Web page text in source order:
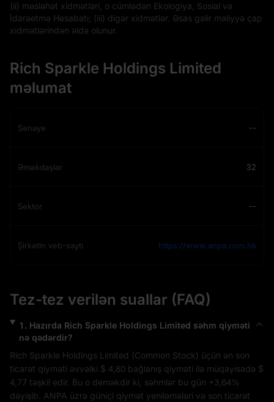
(ii) məsləhət xidmətləri, o cümlədən Ekologiya, Sosial və
İdarəetmə Hesabatı; (iii) digər xidmətlər. Əsas gəlir maliyyə çap
xidmətlərindən əldə olunur.
Rich Sparkle Holdings Limited
məlumat
Sənaye --
Əməkdaşlar 32
Sektor --
Şirkətin veb-saytı https://www.anpa.com.hk
Tez-tez verilən suallar (FAQ)
1 . Hazırda Rich Sparkle Holdings Limited səhm qiyməti
nə qədərdir?
Rich Sparkle Holdings Limited (Common Stock) üçün ən son
ticarət qiyməti əvvəlki $ 4,80 bağlanış qiyməti ilə müqayisədə $
4,77 təşkil edir. Bu o deməkdir ki, səhmlər bu gün +3,64%
dəyişib. ANPA üzrə güniçi qiymət yeniləmələri və son ticarət